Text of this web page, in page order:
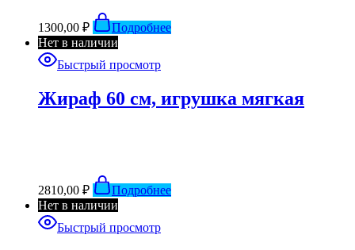
1300,00 ₽
Подробнее
Нет в наличии
Быстрый просмотр
Жираф 60 см, игрушка мягкая
2810,00 ₽
Подробнее
Нет в наличии
Быстрый просмотр